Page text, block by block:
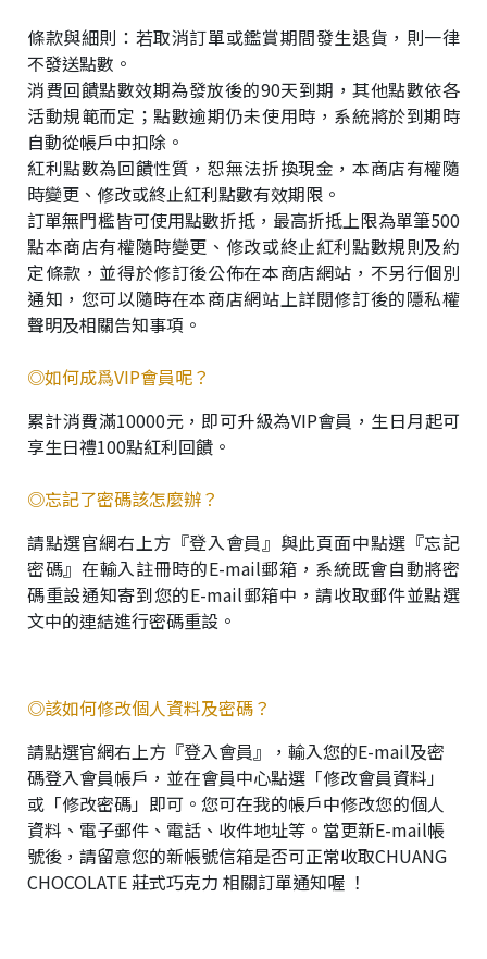
條款與細則：若取消訂單或鑑賞期間發生退貨，則一律
不發送點數。
消費回饋點數效期為發放後的90天到期，其他點數依各
活動規範而定；點數逾期仍未使用時，系統將於到期時
自動從帳戶中扣除。
紅利點數為回饋性質，恕無法折換現金，本商店有權隨
時變更、修改或終止紅利點數有效期限。
訂單無門檻皆可使用點數折抵，最高折抵上限為單筆500
點本商店有權隨時變更、修改或終止紅利點數規則及約
定條款，並得於修訂後公佈在本商店網站，不另行個別
通知，您可以隨時在本商店網站上詳閱修訂後的隱私權
聲明及相關告知事項。
◎如何成爲VIP會員呢？
累計消費滿10000元，即可升級為VIP會員，生日月起可
享生日禮100點紅利回饋。
◎忘記了密碼該怎麼辦？
請點選官網右上方『登入會員』與此頁面中點選『忘記
密碼』在輸入註冊時的E-mail郵箱，系統既會自動將密
碼重設通知寄到您的E-mail郵箱中，請收取郵件並點選
文中的連結進行密碼重設。
◎該如何修改個人資料及密碼？
請點選官網右上方『登入會員』，輸入您的E-mail及密
碼登入會員帳戶，並在會員中心點選「修改會員資料」
或「修改密碼」即可。您可在我的帳戶中修改您的個人
資料、電子郵件、電話、收件地址等。當更新E-mail帳
號後，請留意您的新帳號信箱是否可正常收取CHUANG
CHOCOLATE 莊式巧克力 相關訂單通知喔 ！